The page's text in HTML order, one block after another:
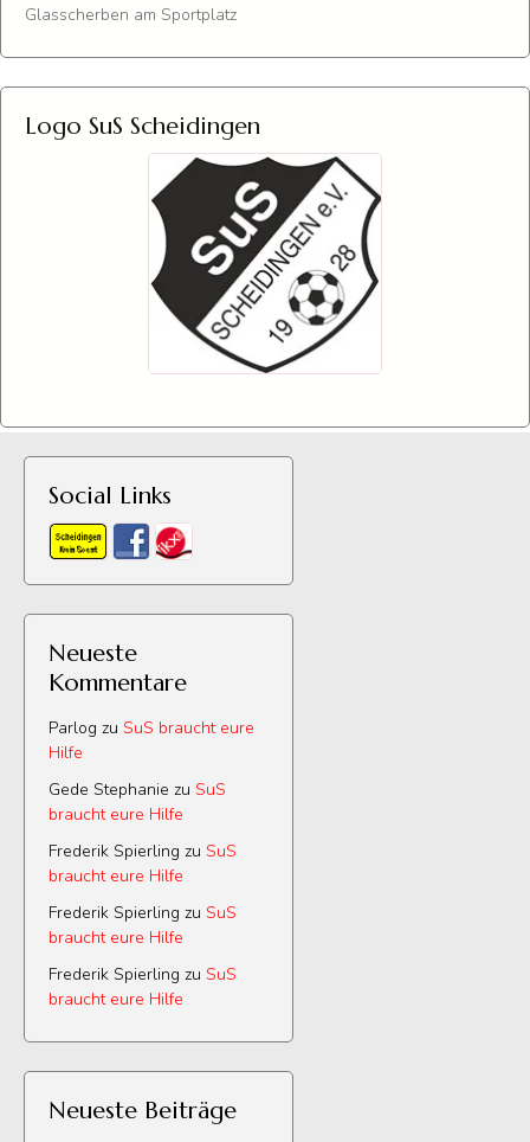
Glasscherben am Sportplatz
Logo SuS Scheidingen
Social Links
Neueste
Kommentare
Parlog zu SuS braucht eure
Hilfe
Gede Stephanie zu SuS
braucht eure Hilfe
Frederik Spierling zu SuS
braucht eure Hilfe
Frederik Spierling zu SuS
braucht eure Hilfe
Frederik Spierling zu SuS
braucht eure Hilfe
Neueste Beiträge